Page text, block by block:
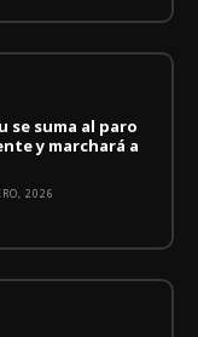
se suma al paro
y marchará a
2026